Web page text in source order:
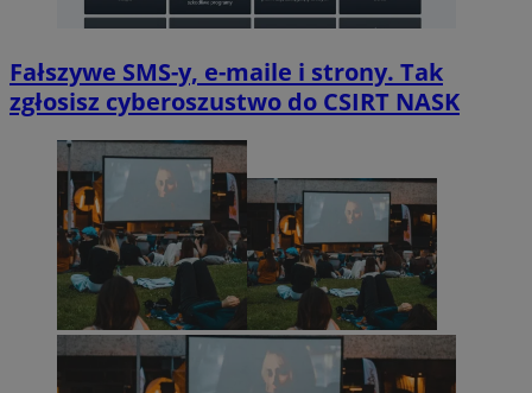
Fałszywe SMS-y, e-maile i strony. Tak
zgłosisz cyberoszustwo do CSIRT NASK